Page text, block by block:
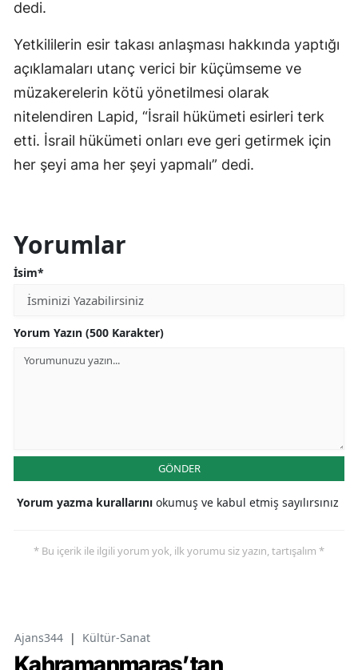
dedi.
Yetkililerin esir takası anlaşması hakkında yaptığı
açıklamaları utanç verici bir küçümseme ve
müzakerelerin kötü yönetilmesi olarak
nitelendiren Lapid, “İsrail hükümeti esirleri terk
etti. İsrail hükümeti onları eve geri getirmek için
her şeyi ama her şeyi yapmalı” dedi.
Yorumlar
İsim*
Yorum Yazın (500 Karakter)
GÖNDER
Yorum yazma kurallarını okumuş ve kabul etmiş sayılırsınız
* Bu içerik ile ilgili yorum yok, ilk yorumu siz yazın, tartışalım *
Ajans344 | Kültür-Sanat
Kahramanmaraş’tan